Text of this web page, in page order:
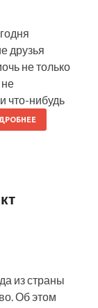
друзья
не только
что-нибудь
из страны
Об этом